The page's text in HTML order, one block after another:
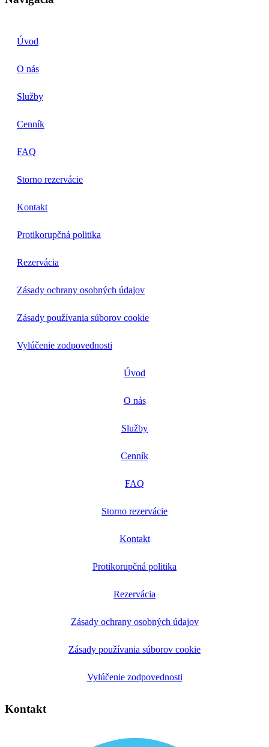
Úvod
O nás
Služby
Cenník
FAQ
Storno rezervácie
Kontakt
Protikorupčná politika
Rezervácia
Zásady ochrany osobných údajov
Zásady používania súborov cookie
Vylúčenie zodpovednosti
Úvod
O nás
Služby
Cenník
FAQ
Storno rezervácie
Kontakt
Protikorupčná politika
Rezervácia
Zásady ochrany osobných údajov
Zásady používania súborov cookie
Vylúčenie zodpovednosti
Kontakt